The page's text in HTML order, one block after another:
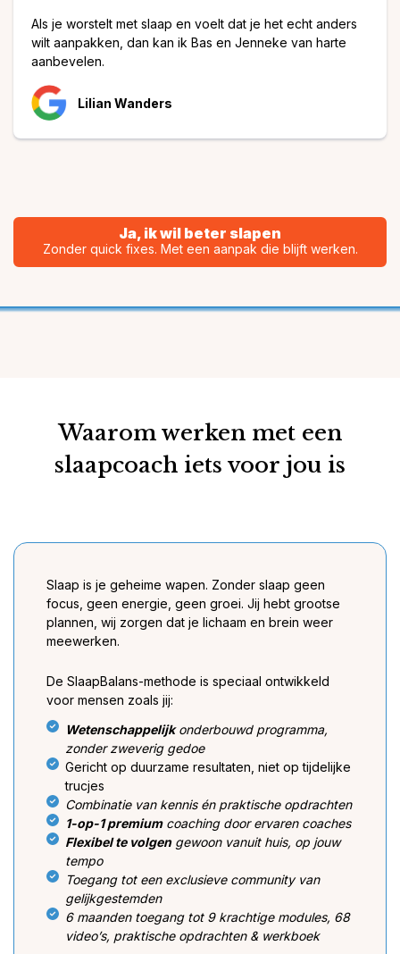
Als je worstelt met slaap en voelt dat je het echt anders
wilt aanpakken, dan kan ik Bas en Jenneke van harte
aanbevelen.
Lilian Wanders
Ja, ik wil beter slapen
Zonder quick fixes. Met een aanpak die blijft werken.
Waarom werken met een
slaapcoach iets voor jou is
Slaap is je geheime wapen. Zonder slaap geen
focus, geen energie, geen groei. Jij hebt grootse
plannen, wij zorgen dat je lichaam en brein weer
meewerken.
De SlaapBalans-methode is speciaal ontwikkeld
voor mensen zoals jij:
Wetenschappelijkonderbouwd programma,
zonder zweverig gedoe
Gericht op duurzame resultaten, niet op tijdelijke
trucjes
Combinatie van kennis én praktische opdrachten
1-op-1 premiumcoaching door ervaren coaches
Flexibel te volgengewoon vanuit huis, op jouw
tempo
Toegang tot een exclusieve community van
gelijkgestemden
6 maanden toegang tot 9 krachtige modules, 68
video’s, praktische opdrachten & werkboek